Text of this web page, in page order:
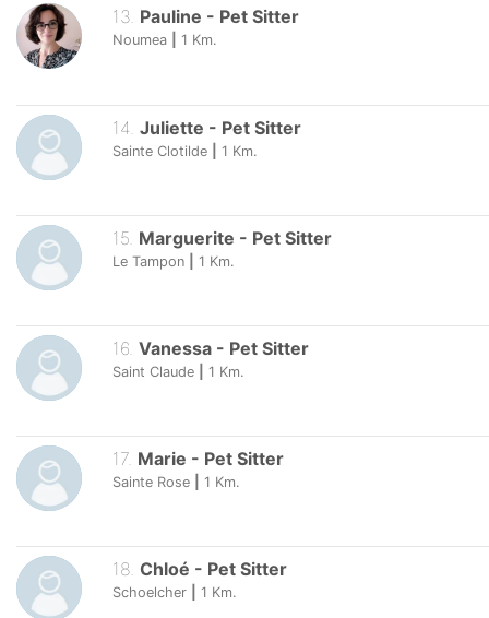
13. Pauline - Pet Sitter
Noumea 1 Km.
14 Juliette - Pet Sitter
Sainte Clotilde 1 Km.
15 Marguerite - Pet Sitter
Le Tampon 1 Km.
16 Vanessa - Pet Sitter
Saint Claude 1 Km.
17. Marie - Pet Sitter
Sainte Rose 1 Km.
18. Chloé - Pet Sitter
Schoelcher 1 Km.